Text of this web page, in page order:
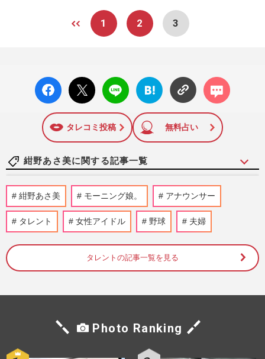
1 2 3
facebo
ok い
X ポス
ト
LINE
はてな
ブック
に追加
コメン
ト
タレコミ投稿 無料占い
紺野あさ美に関する記事一覧
“暴言騒動”の元モー娘。北川莉央、テレ東
入社で“再出発”するもファンやきもき
週刊女性PRIME
元モーニング娘。で第4子出産の紺野あさ
元モーニング娘。で第4子妊娠中の紺野あ
さ美「なんかガリガリ」“激ヤセ”姿に心配
の声続出、テレ東アナ時…
紺野あさ美 モーニング娘。 アナウンサー
タレント 女性アイドル 野球 夫婦
タレントの記事一覧を見る
Photo Ranking